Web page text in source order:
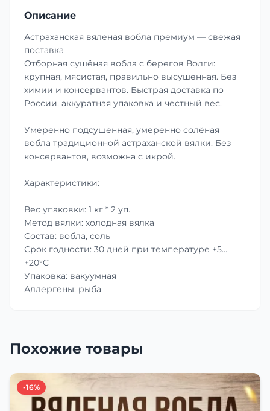
Описание
Астраханская вяленая вобла премиум — свежая
поставка
Отборная сушёная вобла с берегов Волги:
крупная, мясистая, правильно высушенная. Без
химии и консервантов. Быстрая доставка по
России, аккуратная упаковка и честный вес.
Умеренно подсушенная, умеренно солёная
вобла традиционной астраханской вялки. Без
консервантов, возможна с икрой.
Характеристики:
Вес упаковки: 1 кг * 2 уп.
Метод вялки: холодная вялка
Состав: вобла, соль
Срок годности: 30 дней при температуре +5…
+20°C
Упаковка: вакуумная
Аллергены: рыба
Похожие товары
-16%